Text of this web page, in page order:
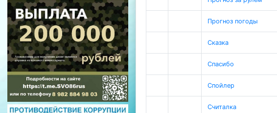
Прогноз погоды
Сказка
Спасибо
Спойлер
Считалка